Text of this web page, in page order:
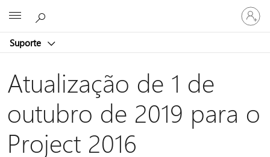
Suporte
Iniciar
sessão
na
Atualização de 1 de
outubro de 2019 para o
Project 2016